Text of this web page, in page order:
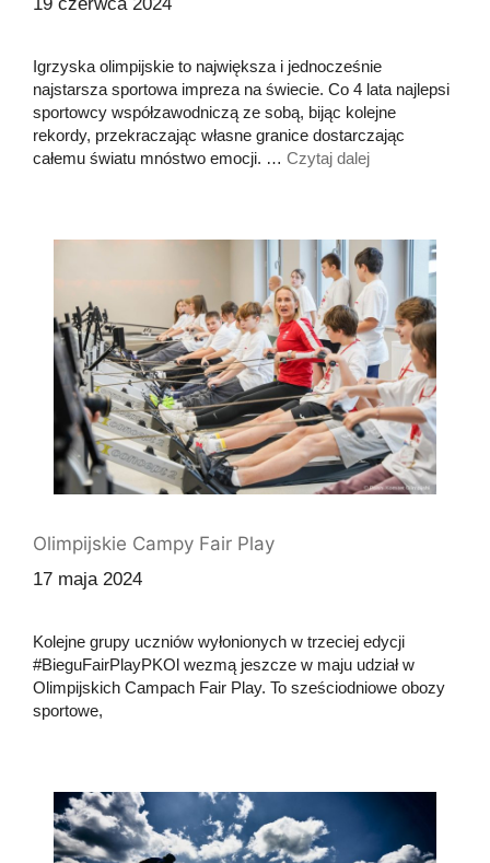
Igrzyska olimpijskie to największa i jednocześnie
najstarsza sportowa impreza na świecie. Co 4 lata najlepsi
sportowcy współzawodniczą ze sobą, bijąc kolejne
rekordy, przekraczając własne granice dostarczając
całemu światu mnóstwo emocji. … Czytaj dalej
Olimpijskie Campy Fair Play
17 maja 2024
Kolejne grupy uczniów wyłonionych w trzeciej edycji
#BieguFairPlayPKOl wezmą jeszcze w maju udział w
Olimpijskich Campach Fair Play. To sześciodniowe obozy
sportowe,